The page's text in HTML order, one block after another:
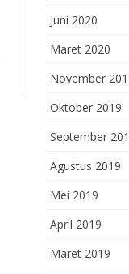
Juni 2020
Maret 2020
November
Oktober 2019
September
Agustus 2019
Mei 2019
April 2019
Maret 2019